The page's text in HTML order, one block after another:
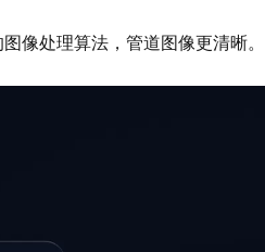
像处理算法，管道图像更清晰。